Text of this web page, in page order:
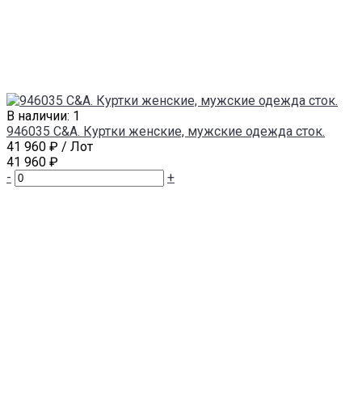
В наличии: 1
946035 C&A. Куртки женские, мужские одежда сток.
41 960 ₽ / Лот
41 960 ₽
-
+